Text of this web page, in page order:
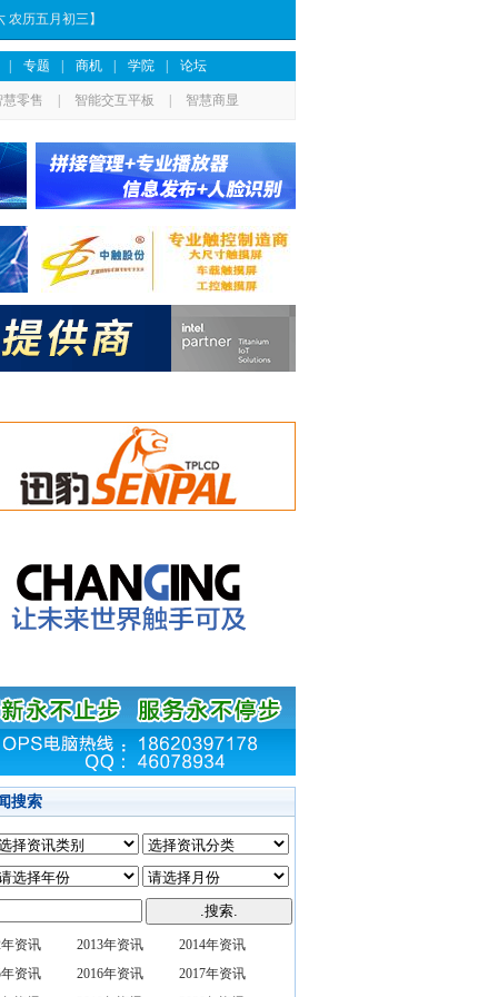
农历五月初三】
专题 商机 学院 论坛
慧零售 智能交互平板 智慧商显
搜索
年资讯 2013年资讯
2014年资讯
年资讯
2016年资讯
2017年资讯